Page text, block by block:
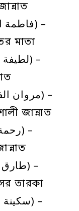
মাতা
জান্নাত
তারকা